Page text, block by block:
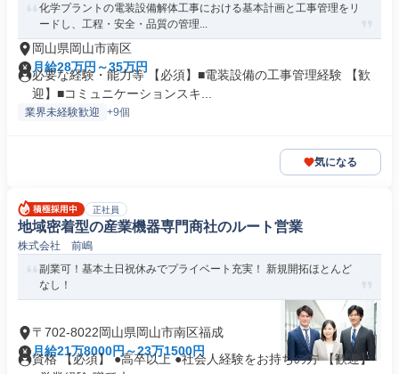
化学プラントの電装設備解体工事における基本計画と工事管理をリ
ードし、工程・安全・品質の管理...
岡山県岡山市南区
月給28万円～35万円
必要な経験・能力等 【必須】■電装設備の工事管理経験 【歓
迎】■コミュニケーションスキ...
業界未経験歓迎 +9個
気になる
正社員
地域密着型の産業機器専門商社のルート営業
株式会社 前嶋
副業可！基本土日祝休みでプライベート充実！ 新規開拓ほとんど
なし！
〒702-8022岡山県岡山市南区福成
月給21万8000円～23万1500円
資格 【必須】 ●高卒以上 ●社会人経験をお持ちの方 【歓迎】